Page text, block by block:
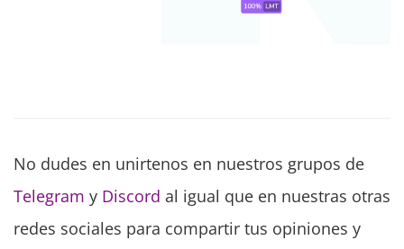
No dudes en unirtenos en nuestros grupos de
Telegram y Discord al igual que en nuestras otras
redes sociales para compartir tus opiniones y